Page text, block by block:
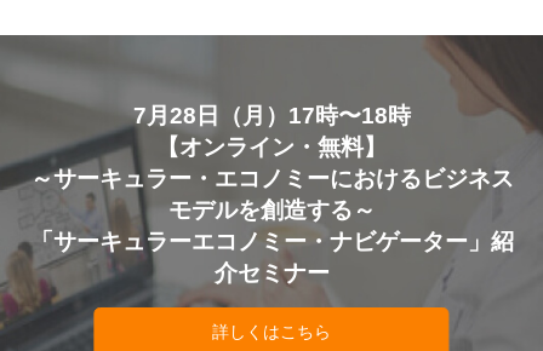
7月28日（月）17時〜18時
【オンライン・無料】
～サーキュラー・エコノミーにおけるビジネス
モデルを創造する～
「サーキュラーエコノミー・ナビゲーター」紹
介セミナー
詳しくはこちら